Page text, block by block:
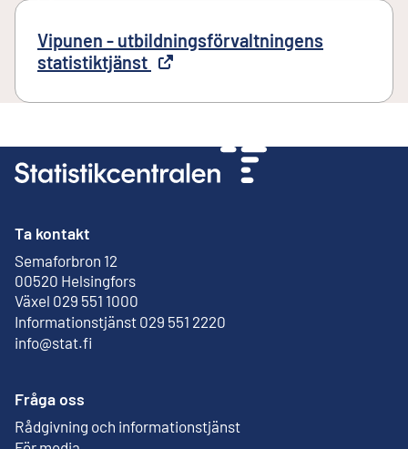
Vipunen - utbildningsförvaltningens
statistiktjänst Extern länk
Ta kontakt
Semaforbron 12
00520 Helsingfors
Extern länk
Växel 029 551 1000
Informationstjänst 029 551 2220
info@stat.fi
Fråga oss
Rådgivning och informationstjänst